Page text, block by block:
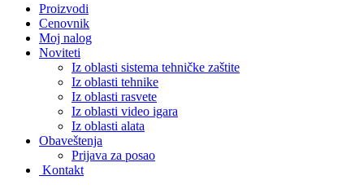
Proizvodi
Cenovnik
Moj nalog
Noviteti
Iz oblasti sistema tehničke zaštite
Iz oblasti tehnike
Iz oblasti rasvete
Iz oblasti video igara
Iz oblasti alata
Obaveštenja
Prijava za posao
Kontakt